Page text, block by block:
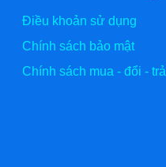
Điều khoản sử dụng
Chính sách bảo mật
Chính sách mua - đổi - trả